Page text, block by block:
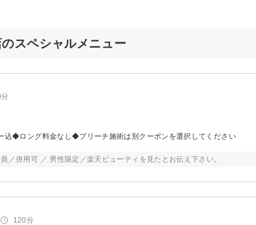
スペシャルメニュー
込◆ロング料金なし◆ブリーチ施術は別クーポンを選択してください
／併用可 ／ 男性限定／楽天ビューティを見たとお伝え下さい。
120分